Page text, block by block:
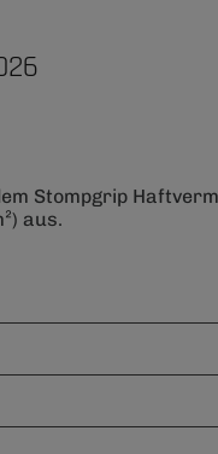
Stompgrip
aus.